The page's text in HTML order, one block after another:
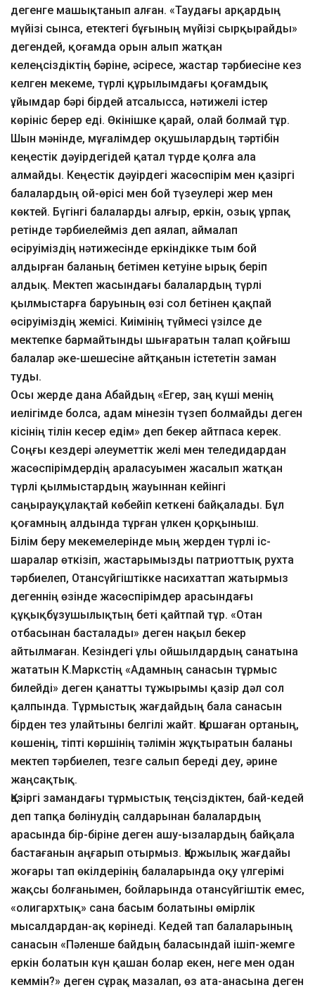
дегенге машықтанып алған. «Таудағы арқардың
мүйізі сынса, етектегі бұғының мүйізі сырқырайды»
дегендей, қоғамда орын алып жатқан
келеңсіздіктің бәріне, әсіресе, жастар тәрбиесіне кез
келген мекеме, түрлі құрылымдағы қоғамдық
ұйымдар бәрі бірдей атсалысса, нәтижелі істер
көрініс берер еді. Өкінішке қарай, олай болмай тұр.
Шын мәнінде, мұғалімдер оқушылардың тәртібін
кеңестік дәуірдегідей қатал түрде қолға ала
алмайды. Кеңестік дәуірдегі жасөспірім мен қазіргі
балалардың ой-өрісі мен бой түзеулері жер мен
көктей. Бүгінгі балаларды алғыр, еркін, озық ұрпақ
ретінде тәрбиелейміз деп аялап, аймалап
өсіруіміздің нәтижесінде еркіндікке тым бой
алдырған баланың бетімен кетуіне ырық беріп
алдық. Мектеп жасындағы балалардың түрлі
қылмыстарға баруының өзі сол бетінен қақпай
өсіруіміздің жемісі. Киімінің түймесі үзілсе де
мектепке бармайтынды шығаратын талап қойғыш
балалар әке-шешесіне айтқанын істететін заман
туды.
Осы жерде дана Абайдың «Егер, заң күші менің
иелігімде болса, адам мінезін түзеп болмайды деген
кісінің тілін кесер едім» деп бекер айтпаса керек.
Соңғы кездері әлеуметтік желі мен теледидардан
жасөспірімдердің араласуымен жасалып жатқан
түрлі қылмыстардың жауыннан кейінгі
саңырауқұлақтай көбейіп кеткені байқалады. Бұл
қоғамның алдында тұрған үлкен қорқыныш.
Білім беру мекемелерінде мың жерден түрлі іс-
шаралар өткізіп, жастарымызды патриоттық рухта
тәрбиелеп, Отансүйгіштікке насихаттап жатырмыз
дегеннің өзінде жасөспірімдер арасындағы
құқықбұзушылықтың беті қайтпай тұр. «Отан
отбасынан басталады» деген нақыл бекер
айтылмаған. Кезіндегі ұлы ойшылдардың санатына
жататын К.Маркстің «Адамның санасын тұрмыс
билейді» деген қанатты тұжырымы қазір дәл сол
қалпында. Тұрмыстық жағдайдың бала санасын
бірден тез улайтыны белгілі жайт. Қоршаған ортаның,
көшенің, тіпті көршінің тәлімін жұқтыратын баланы
мектеп тәрбиелеп, тезге салып береді деу, әрине
жаңсақтық.
Қазіргі замандағы тұрмыстық теңсіздіктен, бай-кедей
деп тапқа бөлінудің салдарынан балалардың
арасында бір-біріне деген ашу-ызалардың байқала
бастағанын аңғарып отырмыз. Қаржылық жағдайы
жоғары тап өкілдерінің балаларында оқу үлгерімі
жақсы болғанымен, бойларында отансүйгіштік емес,
«олигархтық» сана басым болатыны өмірлік
мысалдардан-ақ көрінеді. Кедей тап балаларының
санасын «Пәленше байдың баласындай ішіп-жемге
еркін болатын күн қашан болар екен, неге мен одан
кеммін?» деген сұрақ мазалап, өз ата-анасына деген